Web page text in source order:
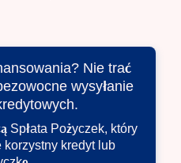
Nie trać
wysyłanie
Spłata Pożyczek, który
kredyt lub